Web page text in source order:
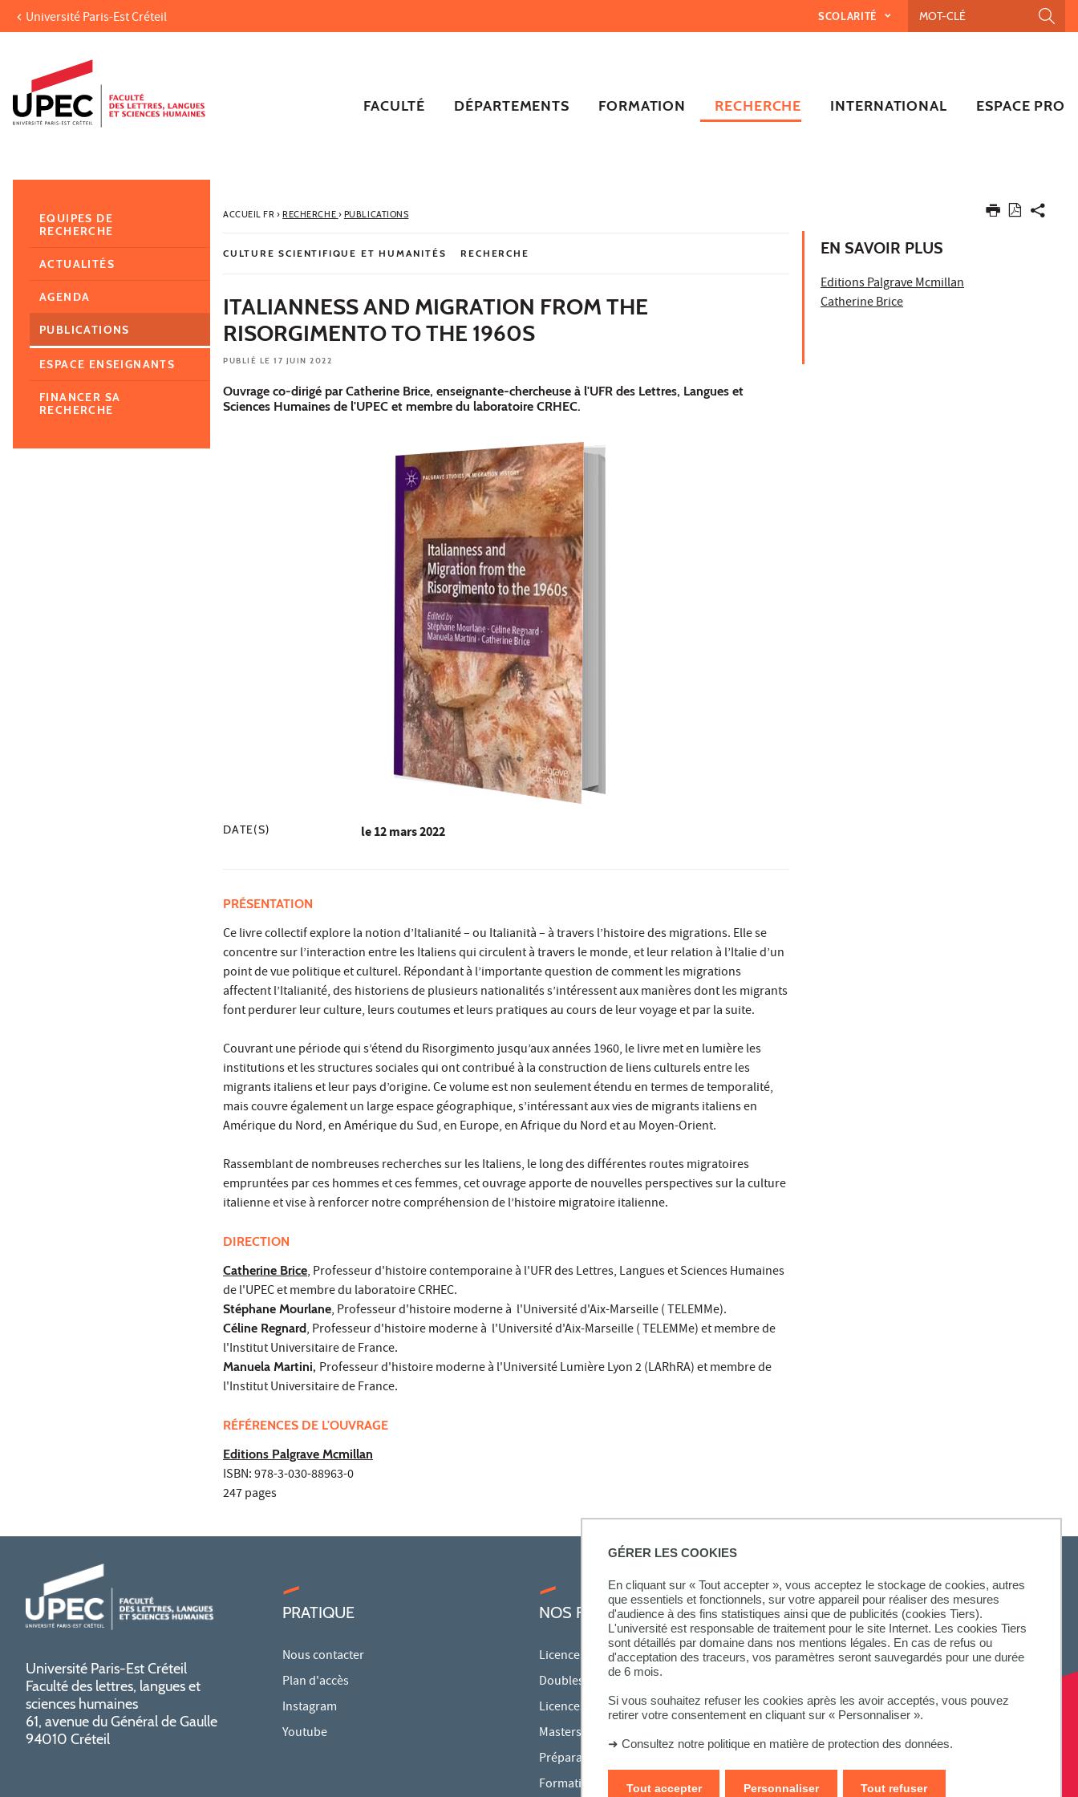
GÉRER LES COOKIES
En cliquant sur « Tout accepter », vous acceptez le stockage de cookies, autres
que essentiels et fonctionnels, sur votre appareil pour réaliser des mesures
d'audience à des fins statistiques ainsi que de publicités (cookies Tiers).
L'université est responsable de traitement pour le site Internet. Les cookies Tiers
sont détaillés par domaine dans nos mentions légales. En cas de refus ou
d'acceptation des traceurs, vos paramètres seront sauvegardés pour une durée
de 6 mois.
Si vous souhaitez refuser les cookies après les avoir acceptés, vous pouvez
retirer votre consentement en cliquant sur « Personnaliser ».
➜ Consultez notre politique en matière de protection des données.
Tout accepter Tout refuser
Personnaliser
Aller au contenu
Accès directs
Recherche
Navigation secondaire
Université Paris-Est Créteil SCOLARITÉ
FACULTÉ DÉPARTEMENTS FORMATION RECHERCHE INTERNATIONAL ESPACE PRO
ACCUEIL FR› RECHERCHE › PUBLICATIONS
CULTURE SCIENTIFIQUE ET HUMANITÉS RECHERCHE
ITALIANNESS AND MIGRATION FROM THE
RISORGIMENTO TO THE 1960S
PUBLIÉ LE 17 JUIN 2022
Ouvrage co-dirigé par Catherine Brice, enseignante-chercheuse à l'UFR des Lettres, Langues et
Sciences Humaines de l'UPEC et membre du laboratoire CRHEC.
DATE(S) le12 mars 2022
PRÉSENTATION
Ce livre collectif explore la notion d’Italianité – ou Italianità – à travers l’histoire des migrations. Elle se
concentre sur l’interaction entre les Italiens qui circulent à travers le monde, et leur relation à l’Italie d’un
point de vue politique et culturel. Répondant à l’importante question de comment les migrations
affectent l’Italianité, des historiens de plusieurs nationalités s’intéressent aux manières dont les migrants
font perdurer leur culture, leurs coutumes et leurs pratiques au cours de leur voyage et par la suite.
Couvrant une période qui s’étend du Risorgimento jusqu’aux années 1960, le livre met en lumière les
institutions et les structures sociales qui ont contribué à la construction de liens culturels entre les
migrants italiens et leur pays d’origine. Ce volume est non seulement étendu en termes de temporalité,
mais couvre également un large espace géographique, s’intéressant aux vies de migrants italiens en
Amérique du Nord, en Amérique du Sud, en Europe, en Afrique du Nord et au Moyen-Orient.
Rassemblant de nombreuses recherches sur les Italiens, le long des différentes routes migratoires
empruntées par ces hommes et ces femmes, cet ouvrage apporte de nouvelles perspectives sur la culture
italienne et vise à renforcer notre compréhension de l’histoire migratoire italienne.
DIRECTION
Catherine Brice, Professeur d'histoire contemporaine à l'UFR des Lettres, Langues et Sciences Humaines
de l'UPEC et membre du laboratoire CRHEC.
Stéphane Mourlane, Professeur d'histoire moderne à l'Université d'Aix-Marseille ( TELEMMe).
Céline Regnard, Professeur d'histoire moderne à l'Université d'Aix-Marseille ( TELEMMe) et membre de
l'Institut Universitaire de France.
Manuela Martini, Professeur d'histoire moderne à l'Université Lumière Lyon 2 (LARhRA) et membre de
l'Institut Universitaire de France.
RÉFÉRENCES DE L'OUVRAGE
Editions Palgrave Mcmillan
ISBN: 978-3-030-88963-0
247 pages
EN SAVOIR PLUS
Editions Palgrave Mcmillan
Catherine Brice
EQUIPES DE
RECHERCHE
ACTUALITÉS
AGENDA
PUBLICATIONS
ESPACE ENSEIGNANTS
FINANCER SA
RECHERCHE
Université Paris-Est Créteil
Faculté des lettres, langues et
sciences humaines
61, avenue du Général de Gaulle
94010 Créteil
PRATIQUE
Nous contacter
Plan d'accès
Instagram
Youtube
NOS FORMATIONS
Licences
Doubles licences
Licences pro
Masters
Préparations aux concours
Formation continue